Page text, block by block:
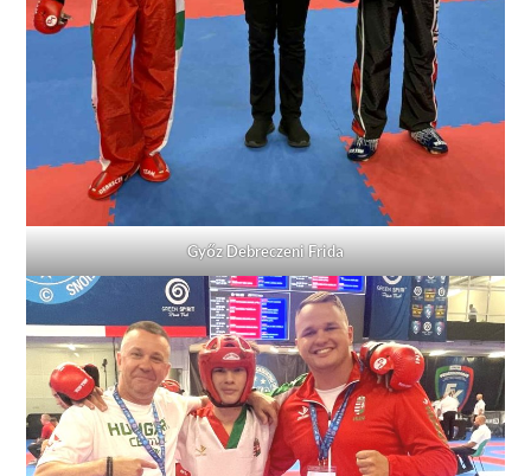
Győz Debreczeni Frida